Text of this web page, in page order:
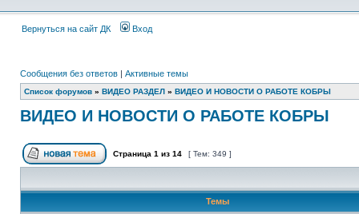
Вернуться на сайт ДК Вход
Сообщения без ответов | Активные темы
Список форумов » ВИДЕО РАЗДЕЛ » ВИДЕО И НОВОСТИ О РАБОТЕ КОБРЫ
ВИДЕО И НОВОСТИ О РАБОТЕ КОБРЫ
Страница 1 из 14 [ Тем: 349 ]
Темы